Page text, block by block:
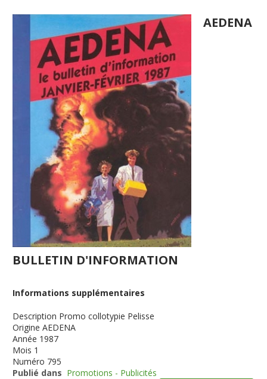
AEDENA
BULLETIN D'INFORMATION
Informations supplémentaires
Description Promo collotypie Pelisse
Origine AEDENA
Année 1987
Mois 1
Numéro 795
Publié dans Promotions - Publicités